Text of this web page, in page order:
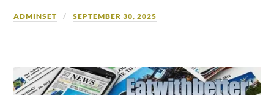
ADMINSET SEPTEMBER 30, 2025